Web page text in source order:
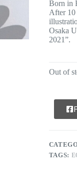
Born in
After 10
Osaka
2021”.
Out of
TAGS: